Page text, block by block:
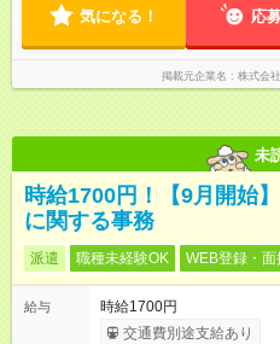
気になる！ 応
掲載元企業名 株式会
未
時給1700円！【9月開始
に関する事務
派遣 職種未経験OK WEB登録・面
給与
時給1700円
交通費別途支給あり